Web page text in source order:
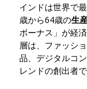
インドは世界で
歳から64歳の生
ボーナス」が経
層は、ファッシ
品、デジタルコ
レンドの創出者